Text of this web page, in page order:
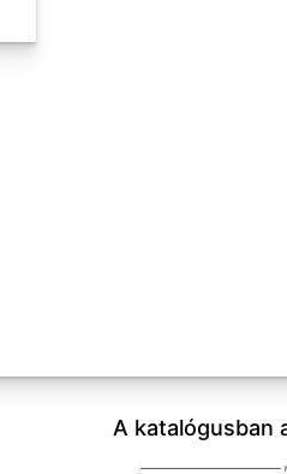
A katalógusban